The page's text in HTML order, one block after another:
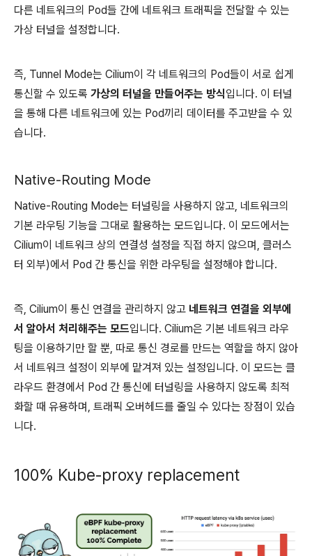
다른 네트워크의 Pod들 간에 네트워크 트래픽을 전달할 수 있는
가상 터널을 설정합니다.
즉, Tunnel Mode는 Cilium이 각 네트워크의 Pod들이 서로 쉽게
통신할 수 있도록 가상의 터널을 만들어주는 방식입니다. 이 터널
을 통해 다른 네트워크에 있는 Pod끼리 데이터를 주고받을 수 있
습니다.
Native-Routing Mode
Native-Routing Mode는 터널링을 사용하지 않고, 네트워크의
기본 라우팅 기능을 그대로 활용하는 모드입니다. 이 모드에서는
Cilium이 네트워크 상의 연결성 설정을 직접 하지 않으며, 클러스
터 외부)에서 Pod 간 통신을 위한 라우팅을 설정해야 합니다.
즉, Cilium이 통신 연결을 관리하지 않고 네트워크 연결을 외부에
서 알아서 처리해주는 모드입니다. Cilium은 기본 네트워크 라우
팅을 이용하기만 할 뿐, 따로 통신 경로를 만드는 역할을 하지 않아
서 네트워크 설정이 외부에 맡겨져 있는 설정입니다. 이 모드는 클
라우드 환경에서 Pod 간 통신에 터널링을 사용하지 않도록 최적
화할 때 유용하며, 트래픽 오버헤드를 줄일 수 있다는 장점이 있습
니다.
100% Kube-proxy replacement